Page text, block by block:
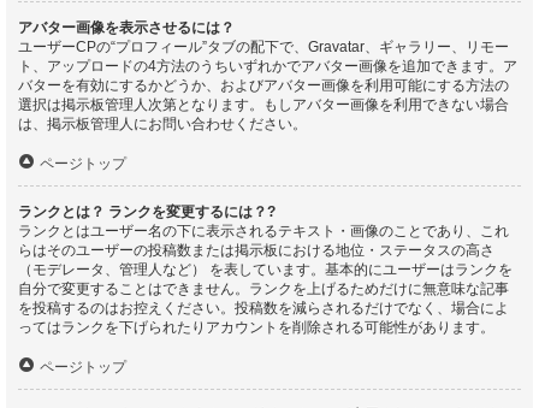
アバター画像を表示させるには？
ユーザーCPの“プロフィール”タブの配下で、Gravatar、ギャラリー、リモー
ト、アップロードの4方法のうちいずれかでアバター画像を追加できます。ア
バターを有効にするかどうか、およびアバター画像を利用可能にする方法の
選択は掲示板管理人次第となります。もしアバター画像を利用できない場合
は、掲示板管理人にお問い合わせください。
ページトップ
ランクとは？ ランクを変更するには？?
ランクとはユーザー名の下に表示されるテキスト・画像のことであり、これ
らはそのユーザーの投稿数または掲示板における地位・ステータスの高さ
（モデレータ、管理人など） を表しています。基本的にユーザーはランクを
自分で変更することはできません。ランクを上げるためだけに無意味な記事
を投稿するのはお控えください。投稿数を減らされるだけでなく、場合によ
ってはランクを下げられたりアカウントを削除される可能性があります。
ページトップ